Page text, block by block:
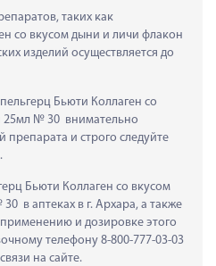
таких как
со вкусом дыни и личи флакон
изделий осуществляется до
Бьюти Коллаген со
№ 30  внимательно
препарата и строго следуйте
Бьюти Коллаген со вкусом
в аптеках в г. Архара, а также
и дозировке этого
телефону 8-800-777-03-03
на сайте.